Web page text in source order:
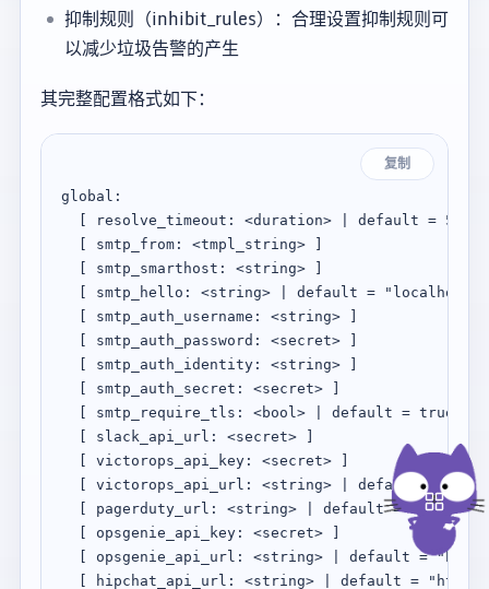
抑制规则（inhibit_rules）：合理设置抑制规则可
以减少垃圾告警的产生
其完整配置格式如下：
复制
global:
  [ resolve_timeout: <duration> | default = 5m ]
  [ smtp_from: <tmpl_string> ]
  [ smtp_smarthost: <string> ]
[ smtp_hello: <string> | default = "localhost"
  [ smtp_auth_username: <string> ]
  [ smtp_auth_password: <secret> ]
  [ smtp_auth_identity: <string> ]
  [ smtp_auth_secret: <secret> ]
  [ smtp_require_tls: <bool> | default = true ]
  [ slack_api_url: <secret> ]
  [ victorops_api_key: <secret> ]
[ victorops_api_url: <string> | default =
[ pagerduty_url: <string> | default =
  [ opsgenie_api_key: <secret> ]
[ opsgenie_api_url: <string> | default =
[ hipchat_api_url: <string> | default =